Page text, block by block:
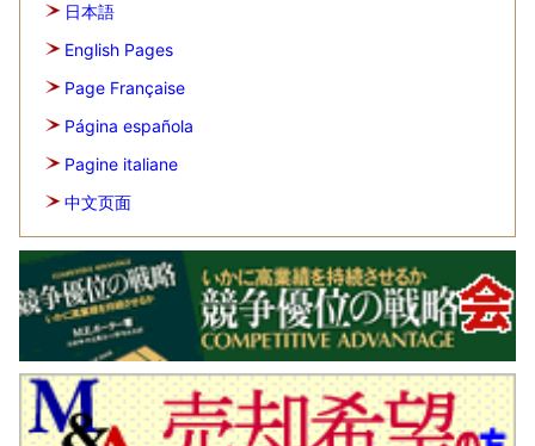
日本語
English Pages
Page Française
Página española
Pagine italiane
中文页面